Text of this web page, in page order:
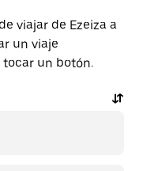
viajar de Ezeiza a
un viaje
un botón.